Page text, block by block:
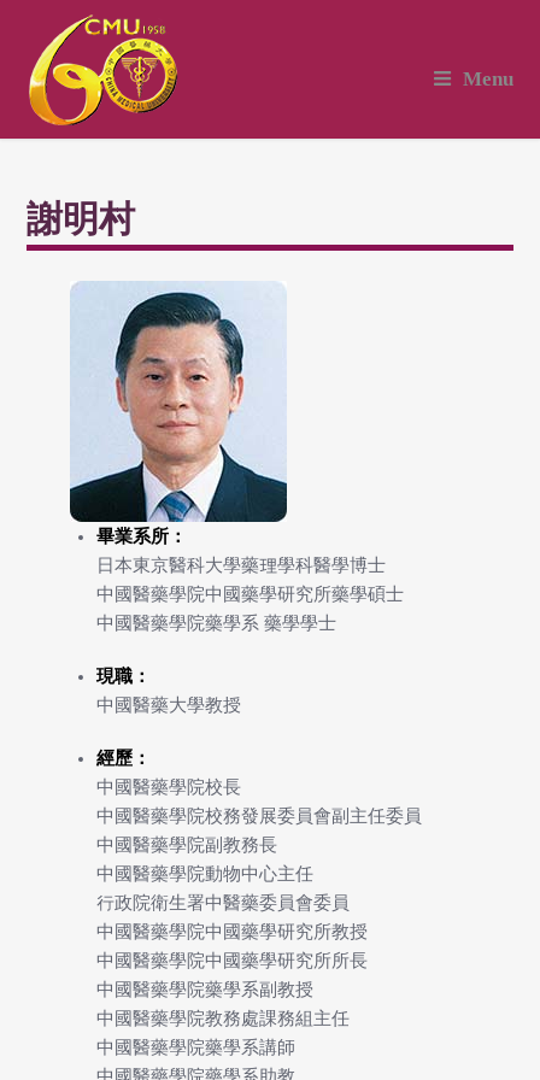
Menu
謝明村
畢業系所：
日本東京醫科大學藥理學科醫學博士
中國醫藥學院中國藥學研究所藥學碩士
中國醫藥學院藥學系 藥學學士
現職：
中國醫藥大學教授
經歷：
中國醫藥學院校長
中國醫藥學院校務發展委員會副主任委員
中國醫藥學院副教務長
中國醫藥學院動物中心主任
行政院衛生署中醫藥委員會委員
中國醫藥學院中國藥學研究所教授
中國醫藥學院中國藥學研究所所長
中國醫藥學院藥學系副教授
中國醫藥學院教務處課務組主任
中國醫藥學院藥學系講師
中國醫藥學院藥學系助教